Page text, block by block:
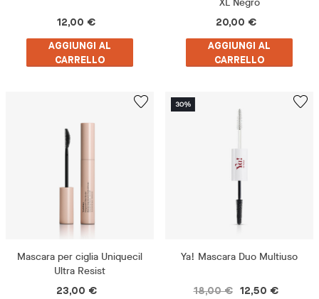
12,00 €
AGGIUNGI AL
CARRELLO
20,00 €
AGGIUNGI AL
CARRELLO
Mascara per ciglia Uniquecil
Ultra Resist
23,00 €
Ya! Mascara Duo Multiuso
18,00 € 12,50 €